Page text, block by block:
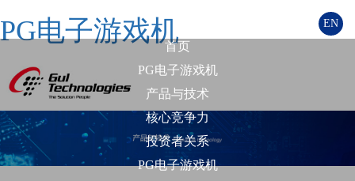
PG电子游戏机 EN
首页
PG电子游戏机
产品与技术
核心竞争力
投资者关系
PG电子游戏机